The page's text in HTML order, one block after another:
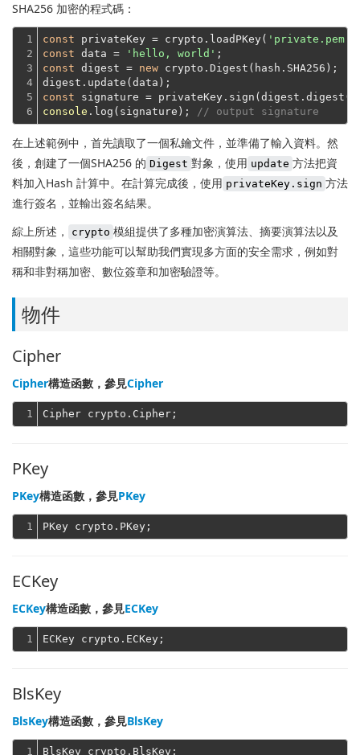
SHA256 加密的程式碼：
1
2
3
4
5
6
const privateKey = crypto.loadPKey( 'private.pem'
const data = 'hello, world'
const digest = new crypto.Digest(hash.SHA256);
digest.update(data);
const
console .log(signature); // output signature
在上述範例中，首先讀取了一個私鑰文件，並準備了輸入資料。然
後，創建了一個SHA256 的 Digest 對象，使用 update 方法把資
料加入Hash 計算中。在計算完成後，使用 privateKey.sign 方法
進行簽名，並輸出簽名結果。
綜上所述，
crypto 模組提供了多種加密演算法、摘要演算法以及
相關對象，這些功能可以幫助我們實現多方面的安全需求，例如對
稱和非對稱加密、數位簽章和加密驗證等。
物件
Cipher
Cipher構造函數，參見Cipher
1
PKey
PKey構造函數，參見PKey
1
ECKey
ECKey構造函數，參見ECKey
1
BlsKey
BlsKey構造函數，參見BlsKey
1